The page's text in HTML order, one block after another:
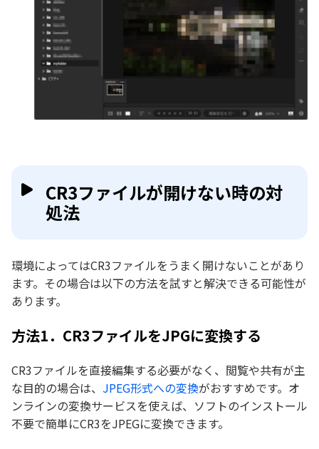
CR3ファイルが開けない時の対
処法
環境によってはCR3ファイルをうまく開けないことがあり
ます。その場合は以下の方法を試すと解決できる可能性が
あります。
方法1．CR3ファイルをJPGに変換する
CR3ファイルを直接編集する必要がなく、閲覧や共有が主
な目的の場合は、 JPEG形式への変換がおすすめです。オ
ンラインの変換サービスを使えば、ソフトのインストール
不要で簡単にCR3をJPEGに変換できます。